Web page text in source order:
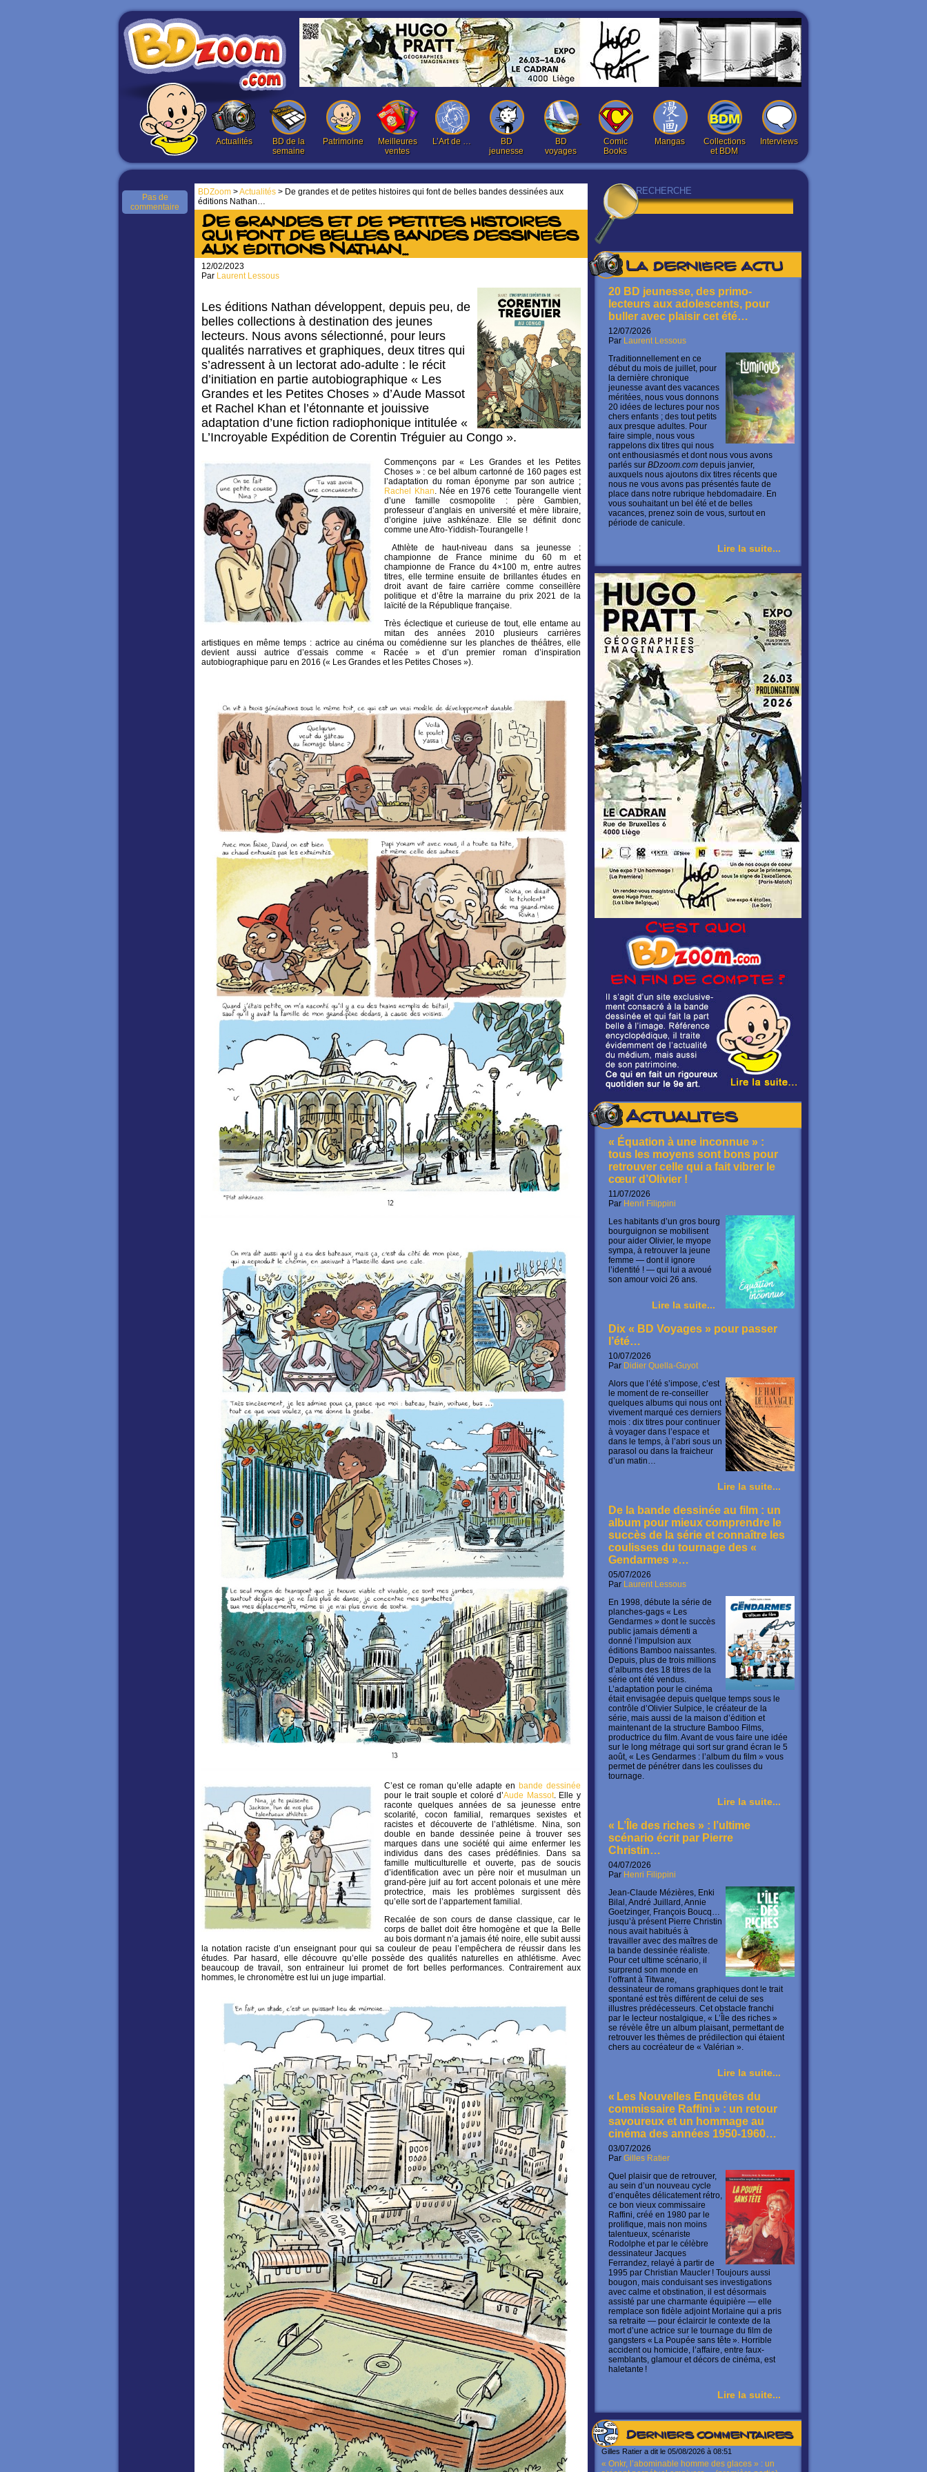
Actualités
BD de la
semaine
Patrimoine
Meilleures
ventes
L’Art de …
BD
jeunesse
BD
voyages
Comic
Books
Mangas
Collections
et BDM
Interviews
La dernière actu
20 BD jeunesse, des primo-
lecteurs aux adolescents, pour
buller avec plaisir cet été…
12/07/2026
Par Laurent Lessous
Traditionnellement en ce
début du mois de juillet, pour
la dernière chronique
jeunesse avant des vacances
méritées, nous vous donnons
20 idées de lectures pour nos
chers enfants ; des tout petits
aux presque adultes. Pour
faire simple, nous vous
rappelons dix titres qui nous
ont enthousiasmés et dont nous vous avons
parlés sur BDzoom.com depuis janvier,
auxquels nous ajoutons dix titres récents que
nous ne vous avons pas présentés faute de
place dans notre rubrique hebdomadaire. En
vous souhaitant un bel été et de belles
vacances, prenez soin de vous, surtout en
période de canicule.
Lire la suite...
Actualités
« Équation à une inconnue » :
tous les moyens sont bons pour
retrouver celle qui a fait vibrer le
cœur d’Olivier !
11/07/2026
Par Henri Filippini
Les habitants d’un gros bourg
bourguignon se mobilisent
pour aider Olivier, le myope
sympa, à retrouver la jeune
femme — dont il ignore
l’identité ! — qui lui a avoué
son amour voici 26 ans.
Lire la suite...
Dix « BD Voyages » pour passer
l’été…
10/07/2026
Par Didier Quella-Guyot
Alors que l’été s’impose, c’est
le moment de re-conseiller
quelques albums qui nous ont
vivement marqué ces derniers
mois : dix titres pour continuer
à voyager dans l’espace et
dans le temps, à l’abri sous un
parasol ou dans la fraicheur
d’un matin…
Lire la suite...
De la bande dessinée au film : un
album pour mieux comprendre le
succès de la série et connaître les
coulisses du tournage des «
Gendarmes »…
05/07/2026
Par Laurent Lessous
En 1998, débute la série de
planches-gags « Les
Gendarmes » dont le succès
public jamais démenti a
donné l’impulsion aux
éditions Bamboo naissantes.
Depuis, plus de trois millions
d’albums des 18 titres de la
série ont été vendus.
L’adaptation pour le cinéma
était envisagée depuis quelque temps sous le
contrôle d’Olivier Sulpice, le créateur de la
série, mais aussi de la maison d’édition et
maintenant de la structure Bamboo Films,
productrice du film. Avant de vous faire une idée
sur le long métrage qui sort sur grand écran le 5
août, « Les Gendarmes : l’album du film » vous
permet de pénétrer dans les coulisses du
tournage.
Lire la suite...
« L’Île des riches » : l’ultime
scénario écrit par Pierre
Christin…
04/07/2026
Par Henri Filippini
Jean-Claude Mézières, Enki
Bilal, André Juillard, Annie
Goetzinger, François Boucq…
jusqu’à présent Pierre Christin
nous avait habitués à
travailler avec des maîtres de
la bande dessinée réaliste.
Pour cet ultime scénario, il
surprend son monde en
l’offrant à Titwane,
dessinateur de romans graphiques dont le trait
spontané est très différent de celui de ses
illustres prédécesseurs. Cet obstacle franchi
par le lecteur nostalgique, « L’Île des riches »
se révèle être un album plaisant, permettant de
retrouver les thèmes de prédilection qui étaient
chers au cocréateur de « Valérian ».
Lire la suite...
« Les Nouvelles Enquêtes du
commissaire Raffini » : un retour
savoureux et un hommage au
cinéma des années 1950-1960…
03/07/2026
Par Gilles Ratier
Quel plaisir que de retrouver,
au sein d’un nouveau cycle
d’enquêtes délicatement rétro,
ce bon vieux commissaire
Raffini, créé en 1980 par le
prolifique, mais non moins
talentueux, scénariste
Rodolphe et par le célèbre
dessinateur Jacques
Ferrandez, relayé à partir de
1995 par Christian Maucler ! Toujours aussi
bougon, mais conduisant ses investigations
avec calme et obstination, il est désormais
assisté par une charmante équipière — elle
remplace son fidèle adjoint Morlaine qui a pris
sa retraite — pour éclaircir le contexte de la
mort d’une actrice sur le tournage du film de
gangsters « La Poupée sans tête ». Horrible
accident ou homicide, l’affaire, entre faux-
semblants, glamour et décors de cinéma, est
haletante !
Lire la suite...
Derniers commentaires
Gilles Ratier a dit le 05/08/2026 à 08:51
« Onkr, l’abominable homme des glaces » : un
BDZoom >Actualités > De grandes et de petites histoires qui font de belles bandes dessinées aux
éditions Nathan…
Pas de
commentaire
De grandes et de petites histoires
qui font de belles bandes dessinées
aux éditions Nathan…
12/02/2023
Par Laurent Lessous
Les éditions Nathan développent, depuis peu, de
belles collections à destination des jeunes
lecteurs. Nous avons sélectionné, pour leurs
qualités narratives et graphiques, deux titres qui
s’adressent à un lectorat ado-adulte : le récit
d’initiation en partie autobiographique « Les
Grandes et les Petites Choses » d’Aude Massot
et Rachel Khan et l’étonnante et jouissive
adaptation d’une fiction radiophonique intitulée «
L’Incroyable Expédition de Corentin Tréguier au Congo ».
Commençons par « Les Grandes et les Petites
Choses » : ce bel album cartonné de 160 pages est
l’adaptation du roman éponyme par son autrice ;
Rachel Khan. Née en 1976 cette Tourangelle vient
d’une famille cosmopolite : père Gambien,
professeur d’anglais en université et mère libraire,
d’origine juive ashkénaze. Elle se définit donc
comme une Afro-Yiddish-Tourangelle !
Athlète de haut-niveau dans sa jeunesse :
championne de France minime du 60 m et
championne de France du 4×100 m, entre autres
titres, elle termine ensuite de brillantes études en
droit avant de faire carrière comme conseillère
politique et d’être la marraine du prix 2021 de la
laïcité de la République française.
Très éclectique et curieuse de tout, elle entame au
mitan des années 2010 plusieurs carrières
artistiques en même temps : actrice au cinéma ou comédienne sur les planches de théâtres, elle
devient aussi autrice d’essais comme « Racée » et d’un premier roman d’inspiration
autobiographique paru en 2016 (« Les Grandes et les Petites Choses »).
C’est ce roman qu’elle adapte en bande dessinée
pour le trait souple et coloré d’Aude Massot. Elle y
raconte quelques années de sa jeunesse entre
scolarité, cocon familial, remarques sexistes et
racistes et découverte de l’athlétisme. Nina, son
double en bande dessinée peine à trouver ses
marques dans une société qui aime enfermer les
individus dans des cases prédéfinies. Dans sa
famille multiculturelle et ouverte, pas de soucis
d’identification avec un père noir et musulman un
grand-père juif au fort accent polonais et une mère
protectrice, mais les problèmes surgissent dès
qu’elle sort de l’appartement familial.
Recalée de son cours de danse classique, car le
corps de ballet doit être homogène et que la Belle
au bois dormant n’a jamais été noire, elle subit aussi
la notation raciste d’un enseignant pour qui sa couleur de peau l’empêchera de réussir dans les
études. Par hasard, elle découvre qu’elle possède des qualités naturelles en athlétisme. Avec
beaucoup de travail, son entraineur lui promet de fort belles performances. Contrairement aux
hommes, le chronomètre est lui un juge impartial.